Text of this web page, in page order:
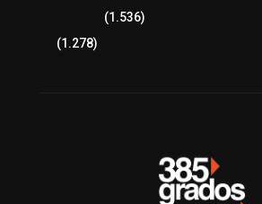
(1.536)
(1.278)